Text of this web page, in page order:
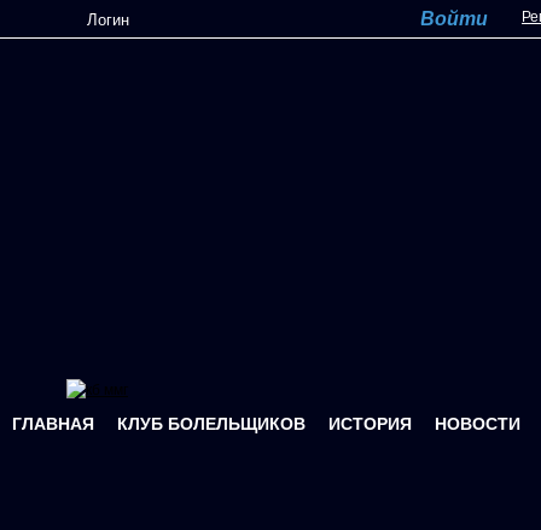
Перейти к основному содержанию
ГЛАВНАЯ КЛУБ БОЛЕЛЬЩИКОВ ИСТОРИЯ НОВОСТИ